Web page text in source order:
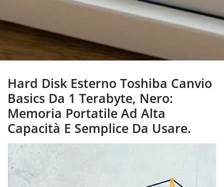
Hard Disk Esterno Toshiba Canvio
Basics Da 1 Terabyte, Nero:
Memoria Portatile Ad Alta
Capacità E Semplice Da Usare.